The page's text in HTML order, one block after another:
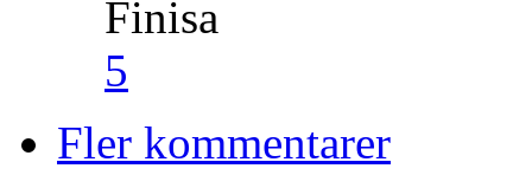
Finisa
5
Fler kommentarer